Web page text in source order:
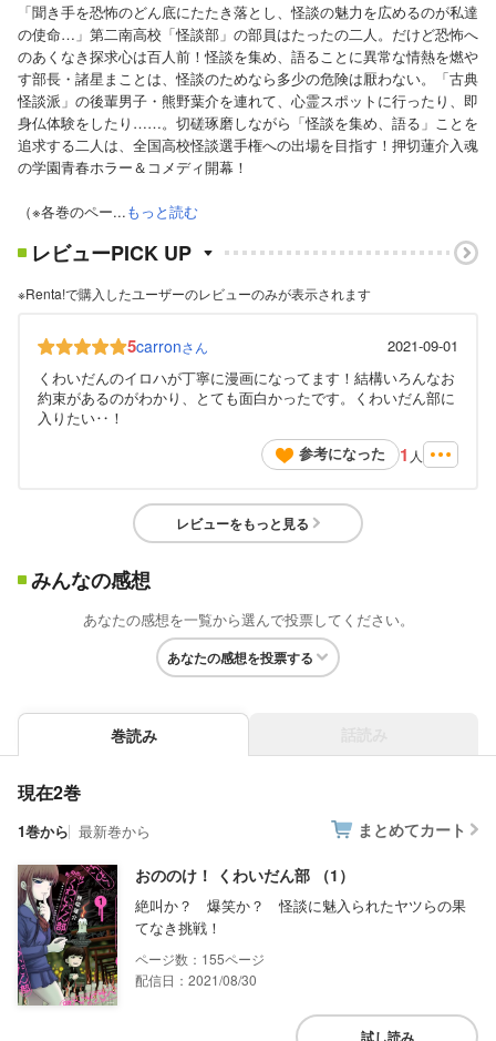
「聞き手を恐怖のどん底にたたき落とし、怪談の魅力を広めるのが私達
の使命…」第二南高校「怪談部」の部員はたったの二人。だけど恐怖へ
のあくなき探求心は百人前！怪談を集め、語ることに異常な情熱を燃や
す部長・諸星まことは、怪談のためなら多少の危険は厭わない。「古典
怪談派」の後輩男子・熊野葉介を連れて、心霊スポットに行ったり、即
身仏体験をしたり……。切磋琢磨しながら「怪談を集め、語る」ことを
追求する二人は、全国高校怪談選手権への出場を目指す！押切蓮介入魂
の学園青春ホラー＆コメディ開幕！
（※各巻のペー...もっと読む
レビューPICK UP
※Renta!で購入したユーザーのレビューのみが表示されます
5carronさん
2021-09-01
くわいだんのイロハが丁寧に漫画になってます！結構いろんなお
約束があるのがわかり、とても面白かったです。くわいだん部に
入りたい‥！
参考になった
1 人
レビューをもっと見る
みんなの感想
あなたの感想を一覧から選んで投票してください。
あなたの感想を投票する
巻読み
現在2巻
1巻から 最新巻から まとめてカート
おののけ！ くわいだん部 （1）
絶叫か？ 爆笑か？ 怪談に魅入られたヤツらの果
てなき挑戦！
155
配信日：2021/08/30
試し読み